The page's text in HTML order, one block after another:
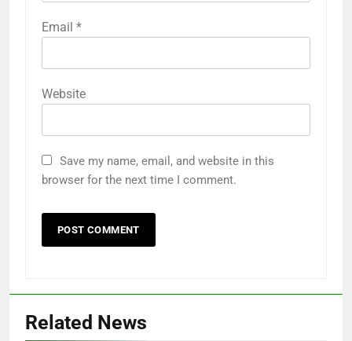
Email *
Website
Save my name, email, and website in this
browser for the next time I comment.
Related News